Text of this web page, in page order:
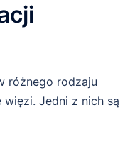
różnego rodzaju
Jedni z nich są